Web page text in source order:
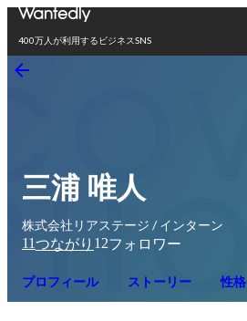
400万人が利用するビジネスSNS
三浦 唯人
株式会社リアステージ / インターン
11つながり 12フォロワー
プロフィール ストーリー 性格